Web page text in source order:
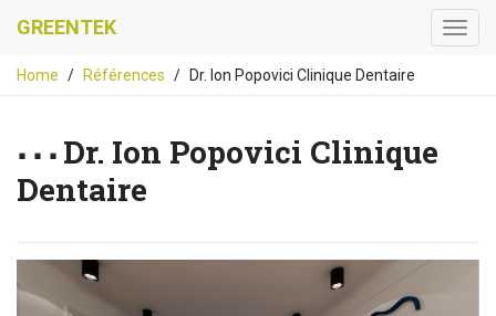
GREENTEK
Home Références Dr. Ion Popovici Clinique Dentaire
Dr. Ion Popovici Clinique
Dentaire